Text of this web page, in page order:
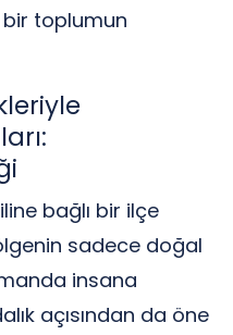
toplumun
bağlı bir ilçe
sadece doğal
insana
açısından da öne